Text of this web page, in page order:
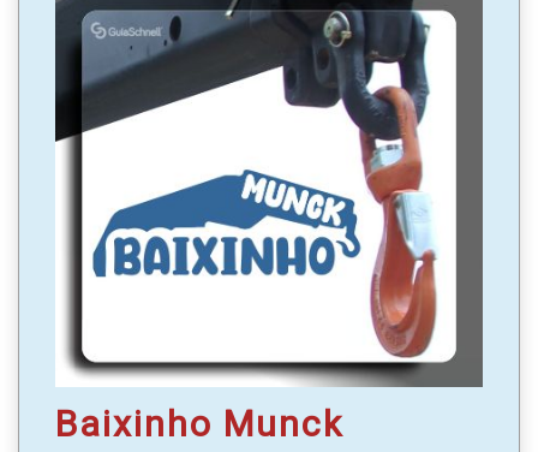
Disponibilizamos caixas, plástico bolha e mantas
Desmontagem e montagem de móveis, com
equipe qualificada;
Mudanças para todo Brasil.
Solicite um orçamento sem compromisso.
WhatsApp: (46) 99976-6500
Baixinho Munck